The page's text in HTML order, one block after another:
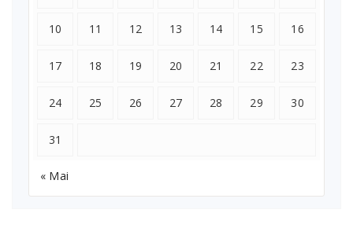
10 11 12 13 14 15 16
17 18 19 20 21 22 23
24 25 26 27 28 29 30
31
« Mai